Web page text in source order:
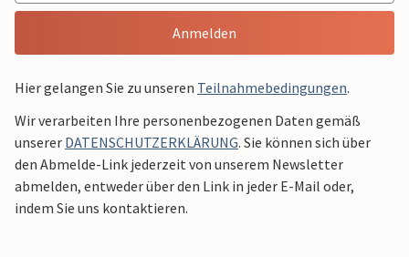
Anmelden
Hier gelangen Sie zu unseren Teilnahmebedingungen.
Wir verarbeiten Ihre personenbezogenen Daten gemäß
unserer DATENSCHUTZERKLÄRUNG. Sie können sich über
den Abmelde-Link jederzeit von unserem Newsletter
abmelden, entweder über den Link in jeder E-Mail oder,
indem Sie uns kontaktieren.